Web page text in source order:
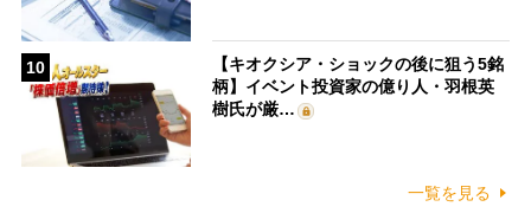
10
【キオクシア・ショックの後に狙う5銘
柄】イベント投資家の億り人・羽根英
樹氏が厳…
一覧を見る